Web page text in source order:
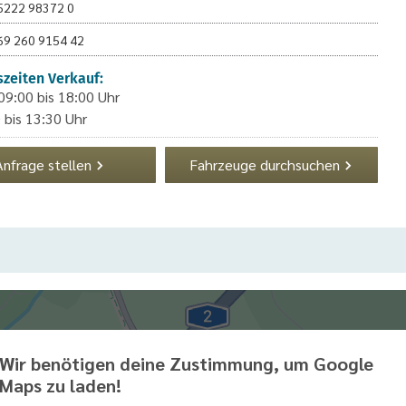
98372 0
260 9154 42
Verkauf:
bis 18:00 Uhr
bis 13:30 Uhr
stellen Fahrzeuge durchsuchen
Wir benötigen deine Zustimmung, um Google
Maps zu laden!